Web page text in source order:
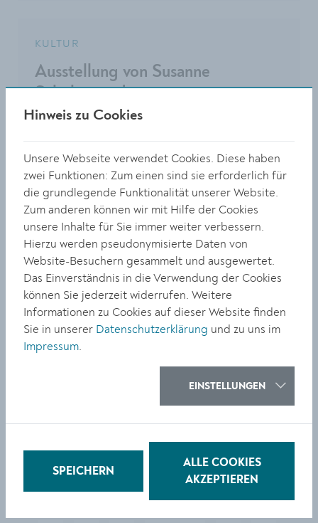
KULTUR
Ausstellung von Susanne
Schober in der
galeriekrems
KULTUR
Kirche Lerchenfeld: Stadt
und Diözese vor Einigung
Hoher Markt als Filmkulisse
Hinweis zu Cookies
Unsere Webseite verwendet Cookies. Diese haben
zwei Funktionen: Zum einen sind sie erforderlich für
die grundlegende Funktionalität unserer Website.
Zum anderen können wir mit Hilfe der Cookies
unsere Inhalte für Sie immer weiter verbessern.
Hierzu werden pseudonymisierte Daten von
Website-Besuchern gesammelt und ausgewertet.
Das Einverständnis in die Verwendung der Cookies
können Sie jederzeit widerrufen. Weitere
Informationen zu Cookies auf dieser Website finden
Sie in unserer Datenschutzerklärung und zu uns im
Impressum.
EINSTELLUNGEN
SPEICHERN
ALLE COOKIES
AKZEPTIEREN